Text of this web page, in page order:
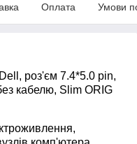
Оплата Умови
роз'єм 7.4*5.0 pin,
кабелю, Slim ORIG